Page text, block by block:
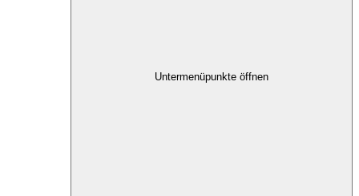
Untermenüpunkte öffnen